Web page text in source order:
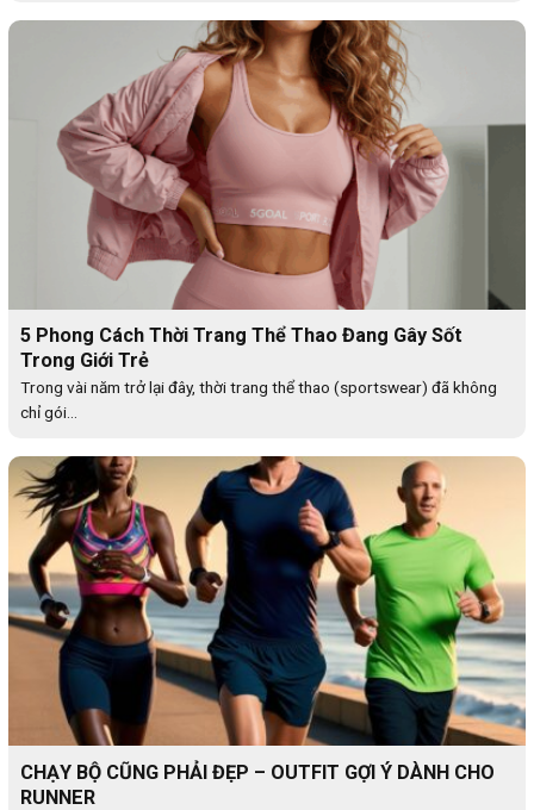
5 Phong Cách Thời Trang Thể Thao Đang Gây Sốt
Trong Giới Trẻ
Trong vài năm trở lại đây, thời trang thể thao (sportswear) đã không
chỉ gói...
CHẠY BỘ CŨNG PHẢI ĐẸP – OUTFIT GỢI Ý DÀNH CHO
RUNNER